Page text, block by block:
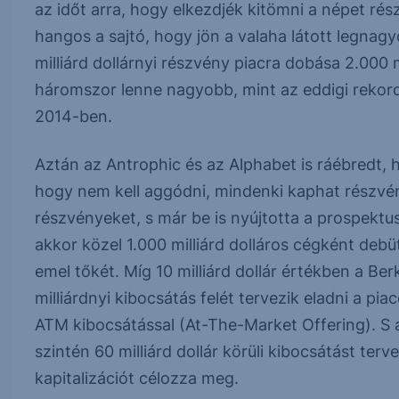
az időt arra, hogy elkezdjék kitömni a népet
hangos a sajtó, hogy jön a valaha látott
milliárd dollárnyi részvény piacra dobása
háromszor lenne nagyobb, mint az eddigi
2014-ben.
Aztán az Antrophic és az Alphabet is ráébredt,
hogy nem kell aggódni, mindenki kaphat
részvényeket, s már be is nyújtotta a
akkor közel 1.000 milliárd dolláros cégként
emel tőkét. Míg 10 milliárd dollár értékben a
milliárdnyi kibocsátás felét tervezik eladni a
ATM kibocsátással (At-The-Market Offering).
szintén 60 milliárd dollár körüli kibocsátást
kapitalizációt célozza meg.